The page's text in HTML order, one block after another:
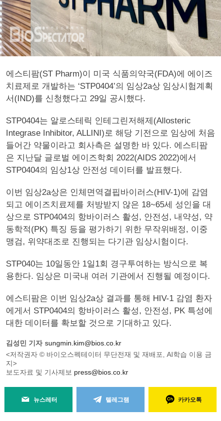
에스티팜(ST Pharm)이 미국 식품의약국(FDA)에 에이즈
치료제로 개발하는 ‘STP0404’의 임상2a상 임상시험계획
서(IND)를 신청했다고 29일 공시했다.
STP0404는 알로스테릭 인테그린저해제(Allosteric
Integrase Inhibitor, ALLINI)로 해당 기전으로 임상에 처음
들어간 약물이라고 회사측은 설명한 바 있다. 에스티팜
은 지난달 글로벌 에이즈학회 2022(AIDS 2022)에서
STP0404의 임상1상 안전성 데이터를 발표했다.
이번 임상2a상은 인체면역결핍바이러스(HIV-1)에 감염
되고 에이즈치료제를 처방받지 않은 18~65세 성인을 대
상으로 STP0404의 항바이러스 활성, 안전성, 내약성, 약
동학적(PK) 특징 등을 평가하기 위한 무작위배정, 이중
맹검, 위약대조로 진행되는 다기관 임상시험이다.
STP040는 10일동안 1일1회 경구투여하는 방식으로 복
용한다. 임상은 미국내 여러 기관에서 진행될 예정이다.
에스티팜은 이번 임상2a상 결과를 통해 HIV-1 감염 환자
에게서 STP0404의 항바이러스 활성, 안전성, PK 특성에
대한 데이터를 확보할 것으로 기대하고 있다.
김성민 기자 sungmin.kim@bios.co.kr
<저작권자 © 바이오스펙테이터 무단전재 및 재배포, AI학습 이용 금
지>
보도자료 및 기사제보 press@bios.co.kr
뉴스레터 텔레그램 카카오톡